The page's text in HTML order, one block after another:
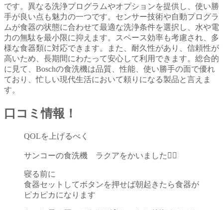
です。異なる洗浄プログラムやオプションを提供し、使い勝
手が良い点も魅力の一つです。センサー技術や自動プログラ
ムが食器の状態に合わせて最適な洗浄条件を選択し、水や電
力の無駄を最小限に抑えます。スペース効率も考慮され、多
様な食器類に対応できます。また、耐久性があり、信頼性が
高いため、長期間にわたって安心して利用できます。総合的
に見て、Boschの食洗機は品質、性能、使い勝手の面で優れ
ており、忙しい現代生活において頼りになる製品と言えま
す。
口コミ情報！
QOLを上げるべく
サンコーの食洗機 ラクアをかいました🙆‍♂️
寝る前に
食器セットしてボタンを押せば朝起きたら食器が
ピカピカになります